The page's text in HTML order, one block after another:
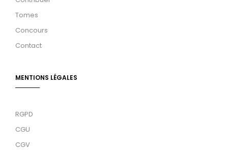
Tomes
Concours
Contact
MENTIONS LÉGALES
RGPD
CGU
CGV